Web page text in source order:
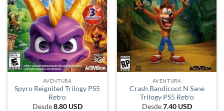
AVENTURA
Spyro Reignited Trilogy PS5
Retro
Desde8.80 USD
AVENTURA
Crash Bandicoot N Sane
Trilogy PS5 Retro
Desde7.40 USD